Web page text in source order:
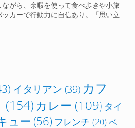
がら、余暇を使って食べ歩きや小旅
カーで行動力に自信あり。「思い立
イタリアン (39) カフ
(154) カレー (109) タイ
ュー (56) フレンチ (20)ベ